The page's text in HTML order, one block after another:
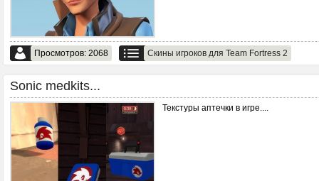
Просмотров: 2068 Скины игроков для Team Fortress 2
Sonic medkits...
Текстуры аптечки в игре....